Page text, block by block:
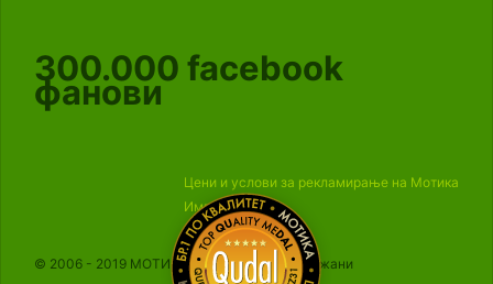
300.000 facebook
фанови
Цени и услови за рекламирање на Мотика
Импресум
© 2006 - 2019 МОТИКА, Сите права се задржани